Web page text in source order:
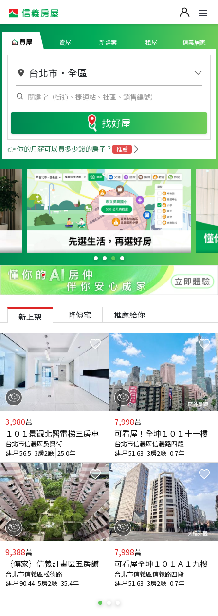
買屋 賣屋 新建案 租屋 信義居家
台北市 ・ 全區
找好屋
👉 你的月薪可以買多少錢的房子？ 推薦
新上架 降價宅 推薦給你
3,980萬
１０１景觀北醫電梯三房車
台北市信義區吳興街
建坪56.5 3房2廳 25.0年
9,388萬
｛傳家｝信義計畫區五房讚
台北市信義區松德路
建坪90.44 5房2廳 35.4年
7,998萬
可看屋！全坤１０１十一樓
台北市信義區信義路四段
建坪51.63 3房2廳 0.7年
7,998萬
可看屋全坤１０１Ａ１九樓
台北市信義區信義路四段
建坪51.63 3房2廳 0.7年